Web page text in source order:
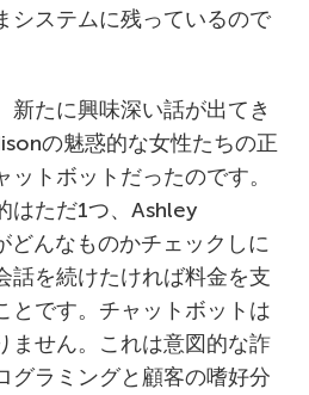
システムに残っているので
新たに興味深い話が出てき
の魅惑的な女性たちの正
トボットだったのです。
はただ1つ、Ashley
どんなものかチェックしに
話を続けたければ料金を支
とです。チャットボットは
ません。これは意図的な詐
グラミングと顧客の嗜好分